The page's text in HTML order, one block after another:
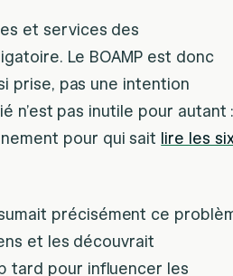
et services des
Le BOAMP est donc
prise, pas une intention
n’est pas inutile pour autant :
pour qui sait lire les
précisément ce
et les découvrait
tard pour influencer les